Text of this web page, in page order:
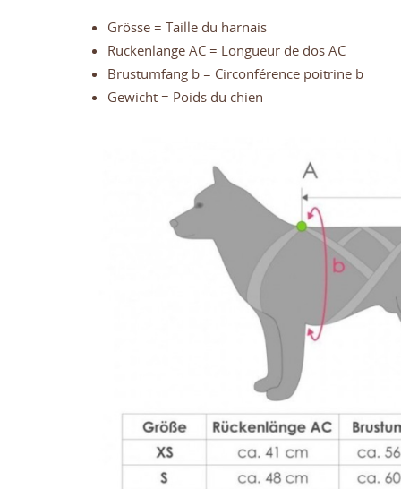
Grösse = Taille du harnais
Rückenlänge AC = Longueur de dos AC
Brustumfang b = Circonférence poitrine b
Gewicht = Poids du chien